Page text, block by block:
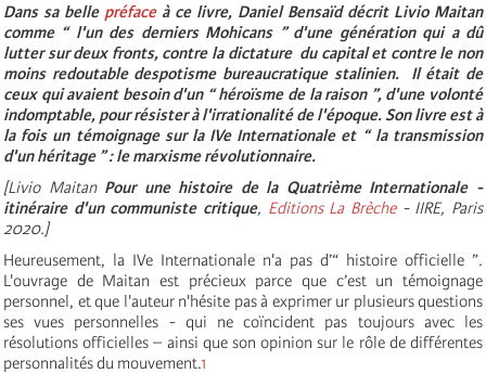
Dans sa belle préfaceà ce livre, Daniel Bensaïd décrit Livio Maitan
comme “ l'un des derniers Mohicans ” d'une génération qui a dû
lutter sur deux fronts, contre la dictature du capital et contre le non
moins redoutable despotisme bureaucratique stalinien. Il était de
ceux qui avaient besoin d'un “ héroïsme de la raison ”, d'une volonté
indomptable, pour résister à l'irrationalité de l'époque. Son livre est à
la fois un témoignage sur la IVe Internationale et “ la transmission
d'un héritage ” : le marxisme révolutionnaire.
[Livio Maitan Pour une histoire de la Quatrième Internationale -
itinéraire d'un communiste critique, Editions La Brèche- IIRE, Paris
2020.]
Heureusement, la IVe Internationale n'a pas d’“ histoire officielle ”.
L'ouvrage de Maitan est précieux parce que c’est un témoignage
personnel, et que l'auteur n'hésite pas à exprimer ur plusieurs questions
ses vues personnelles - qui ne coïncident pas toujours avec les
résolutions officielles – ainsi que son opinion sur le rôle de différentes
personnalités du mouvement.1